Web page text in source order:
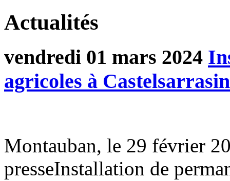
Actualités
vendredi 01 mars 2024
agricoles à
Montauban, le 29 février
presseInstallation de